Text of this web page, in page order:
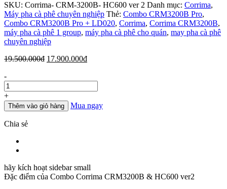
SKU: Corrima- CRM-3200B- HC600 ver 2 Danh mục: Corrima,
Máy pha cà phê chuyên nghiệp Thẻ: Combo CRM3200B Pro,
Combo CRM3200B Pro + LD020, Corrima, Corrima CRM3200B,
máy pha cà phê 1 group, máy pha cà phê cho quán, may pha cà phê
chuyên nghiệp
19.500.000đ Giá
17.900.000đGiá
Số
lượng
-
+
Thêm vào giỏ hàng Mua ngay
Chia sẻ
hãy kích hoạt sidebar small
Đặc điểm của Combo Corrima CRM3200B & HC600 ver2